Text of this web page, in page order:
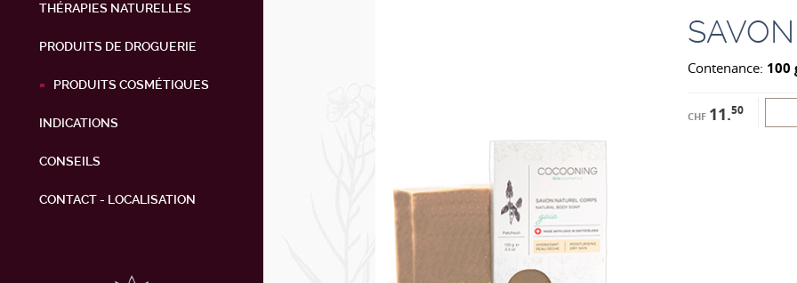
THÉRAPIES NATURELLES
PRODUITS DE DROGUERIE
PRODUITS COSMÉTIQUES
INDICATIONS
CONSEILS
CONTACT - LOCALISATION
Contenance: 100
CHF 11.50